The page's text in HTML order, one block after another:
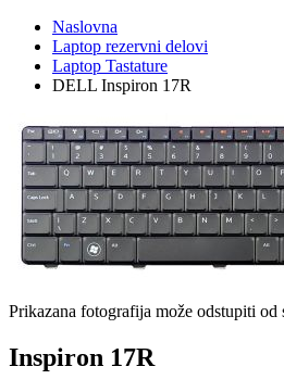
Naslovna
Laptop rezervni delovi
Laptop Tastature
DELL Inspiron 17R
Prikazana fotografija može odstupiti od
Inspiron 17R